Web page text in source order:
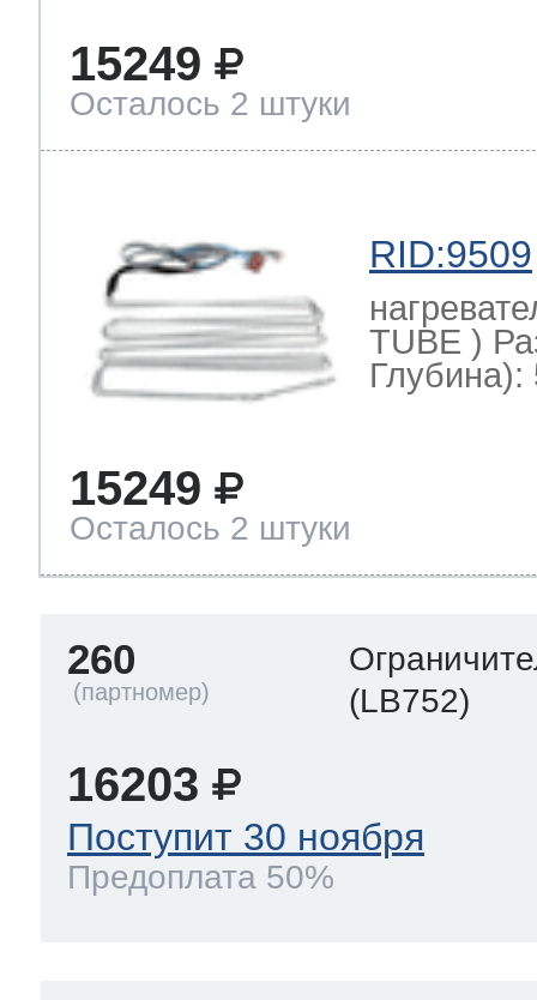
15249
Осталось 2 штуки
RID:9509
TUBE )
Глубина):
15249
Осталось 2 штуки
260
(LB752)
16203
Поступит 30 ноября
Предоплата 50%